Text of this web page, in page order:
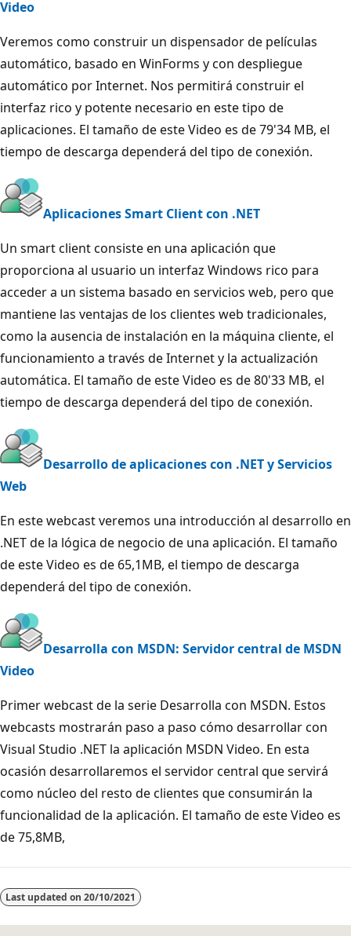
Video
Veremos como construir un dispensador de películas
automático, basado en WinForms y con despliegue
automático por Internet. Nos permitirá construir el
interfaz rico y potente necesario en este tipo de
aplicaciones. El tamaño de este Video es de 79'34 MB, el
tiempo de descarga dependerá del tipo de conexión.
Aplicaciones Smart Client con .NET
Un smart client consiste en una aplicación que
proporciona al usuario un interfaz Windows rico para
acceder a un sistema basado en servicios web, pero que
mantiene las ventajas de los clientes web tradicionales,
como la ausencia de instalación en la máquina cliente, el
funcionamiento a través de Internet y la actualización
automática. El tamaño de este Video es de 80'33 MB, el
tiempo de descarga dependerá del tipo de conexión.
Desarrollo de aplicaciones con .NET y Servicios
Web
En este webcast veremos una introducción al desarrollo en
.NET de la lógica de negocio de una aplicación. El tamaño
de este Video es de 65,1MB, el tiempo de descarga
dependerá del tipo de conexión.
Desarrolla con MSDN: Servidor central de MSDN
Video
Primer webcast de la serie Desarrolla con MSDN. Estos
webcasts mostrarán paso a paso cómo desarrollar con
Visual Studio .NET la aplicación MSDN Video. En esta
ocasión desarrollaremos el servidor central que servirá
como núcleo del resto de clientes que consumirán la
funcionalidad de la aplicación. El tamaño de este Video es
de 75,8MB,
Last updated on 20/10/2021